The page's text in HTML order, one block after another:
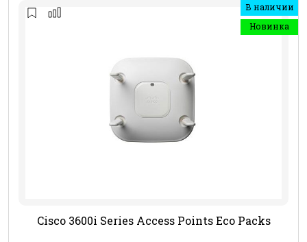
В наличии
Новинка
Cisco 3600i Series Access Points Eco Packs